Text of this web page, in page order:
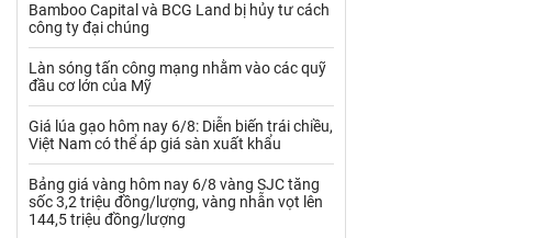
Palladium Phân bón
Rau - Củ -Quả
Sữa
Than Thức ăn chăn nuôi
Thủy hải sản khác
Bamboo Capital và BCG Land bị hủy tư cách
công ty đại chúng
Làn sóng tấn công mạng nhằm vào các quỹ
đầu cơ lớn của Mỹ
Giá lúa gạo hôm nay 6/8: Diễn biến trái chiều,
Việt Nam có thể áp giá sàn xuất khẩu
Bảng giá vàng hôm nay 6/8 vàng SJC tăng
sốc 3,2 triệu đồng/lượng, vàng nhẫn vọt lên
144,5 triệu đồng/lượng